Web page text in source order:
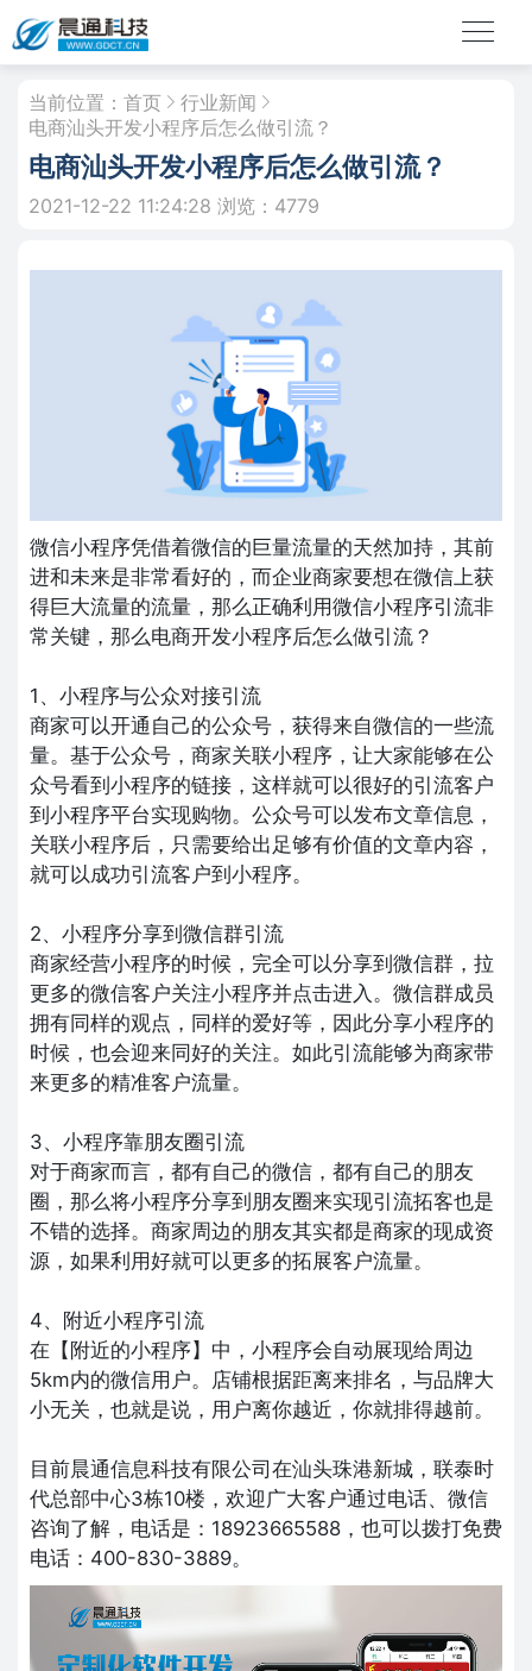
当前位置： 首页
行业新闻
电商汕头开发小程序后怎么做引流？
电商汕头开发小程序后怎么做引流？
2021-12-22 11:24:28 浏览：4779
微信小程序凭借着微信的巨量流量的天然加持，其前
进和未来是非常看好的，而企业商家要想在微信上获
得巨大流量的流量，那么正确利用微信小程序引流非
常关键，那么电商开发小程序后怎么做引流？
1、小程序与公众对接引流
商家可以开通自己的公众号，获得来自微信的一些流
量。基于公众号，商家关联小程序，让大家能够在公
众号看到小程序的链接，这样就可以很好的引流客户
到小程序平台实现购物。公众号可以发布文章信息，
关联小程序后，只需要给出足够有价值的文章内容，
就可以成功引流客户到小程序。
2、小程序分享到微信群引流
商家经营小程序的时候，完全可以分享到微信群，拉
更多的微信客户关注小程序并点击进入。微信群成员
拥有同样的观点，同样的爱好等，因此分享小程序的
时候，也会迎来同好的关注。如此引流能够为商家带
来更多的精准客户流量。
3、小程序靠朋友圈引流
对于商家而言，都有自己的微信，都有自己的朋友
圈，那么将小程序分享到朋友圈来实现引流拓客也是
不错的选择。商家周边的朋友其实都是商家的现成资
源，如果利用好就可以更多的拓展客户流量。
4、附近小程序引流
在【附近的小程序】中，小程序会自动展现给周边
5km内的微信用户。店铺根据距离来排名，与品牌大
小无关，也就是说，用户离你越近，你就排得越前。
目前晨通信息科技有限公司在汕头珠港新城，联泰时
代总部中心3栋10楼，欢迎广大客户通过电话、微信
咨询了解，电话是：18923665588，也可以拨打免费
电话：400-830-3889。